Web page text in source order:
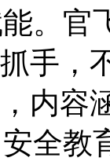
。官
手，
内容
全教